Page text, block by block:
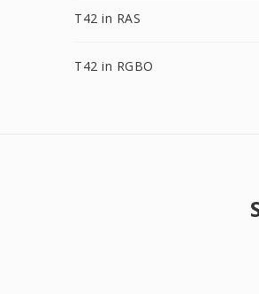
T42 in RAS
T42 in RGBO